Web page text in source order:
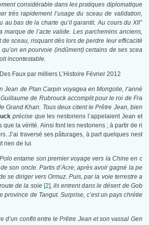
considérable dans les pratiques diplomatique
très rapidement l’usage du sceau de validation,
au bas de la charte qu’il garantit. Au cours du XII°
marque de l’acte valide. Les parchemins anciens,
sceau, risquant dès lors de perdre leur efficacité
en pourvoie (indûment) certains de ses scea
incontestable.
Des Faux par milliers L’Histoire Février 2012
Jean de Plan Carpin voyagea en Mongolie, l’anné
de Rubrouck accomplit pour le roi de Fra
Grand Khan. Tous deux citent le Prêtre Jean, bien
précise que les nestoriens l’appelaient Jean et
que la vérité. Ainsi font les nestoriens ; à partir de ri
J’ai traversé ses pâturages, à part quelques nest
rien de lui.
entame son premier voyage vers la Chine en c
son oncle. Partis d’Acre, après avoir gagné la pe
se diriger vers Ormuz. Puis, par la voie terrestre a
de la soie [2], ils entrent dans le désert de Gob
province de Tangut. Surprise, c’est un pays chrétie
d’un conflit entre le Prêtre Jean et son vassal Gen